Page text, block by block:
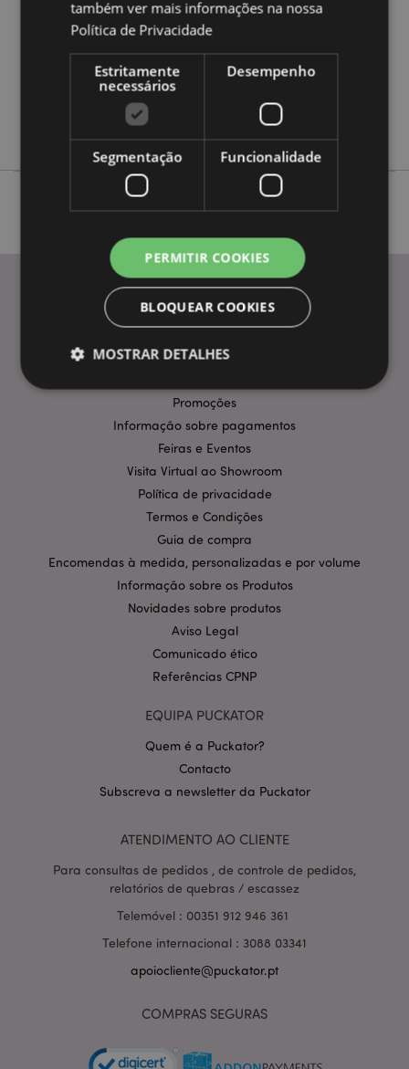
720
0.013000
Sim
Não
Unicórnios
INFORMAÇÃO
Perguntas Frequentes
Promoções
Informação sobre pagamentos
Feiras e Eventos
Visita Virtual ao Showroom
Política de privacidade
Termos e Condições
Guia de compra
Encomendas à medida, personalizadas e por volume
Informação sobre os Produtos
Novidades sobre produtos
Aviso Legal
Comunicado ético
Referências CPNP
EQUIPA PUCKATOR
Quem é a Puckator?
Contacto
Subscreva a newsletter da Puckator
ATENDIMENTO AO CLIENTE
Para consultas de pedidos , de controle de pedidos,
relatórios de quebras / escassez
Telemóvel : 00351 912 946 361
Telefone internacional : 3088 03341
apoiocliente@puckator.pt
COMPRAS SEGURAS
também ver mais informações na nossa
Política de Privacidade
Estritamente
necessários
Desempenho
Segmentação Funcionalidade
PERMITIR COOKIES
BLOQUEAR COOKIES
MOSTRAR DETALHES
Estritamente necessários
Desempenho
Segmentação
Funcionalidade
funcionalidades centrais do website, tais como login
de utilizador e gestão de conta. O sítio web não
estritamente necessários.
Provider /
Domínio
CookieScriptConsent
www.puckator.pt
.www.puckator.pt